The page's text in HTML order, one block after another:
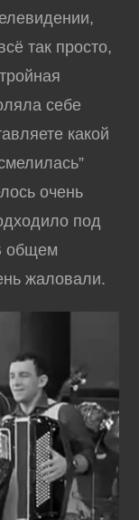
так просто,
себе
какой
очень
под
общем
жаловали.